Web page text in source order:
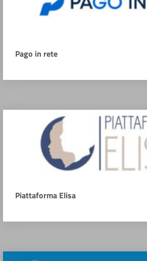
Pago in rete
Piattaforma Elisa